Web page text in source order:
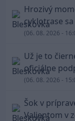
Hrozivý
cyklotrase sa
(06. 08. 2026 -
Už je to
oficiálne
(06. 08. 2026 -
Šok v
Valjentom v